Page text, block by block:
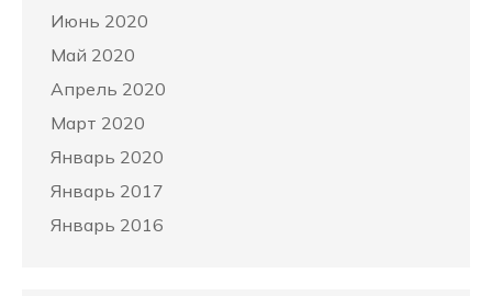
Июнь 2020
Май 2020
Апрель 2020
Март 2020
Январь 2020
Январь 2017
Январь 2016